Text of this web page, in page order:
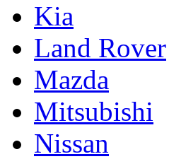
Kia
Land Rover
Mazda
Mitsubishi
Nissan